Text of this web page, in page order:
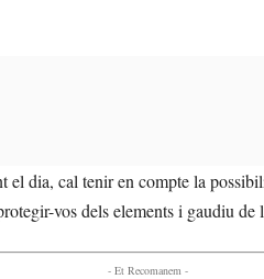
el dia, cal tenir en compte la
vos dels elements i gaudiu de
- Et Recomanem -